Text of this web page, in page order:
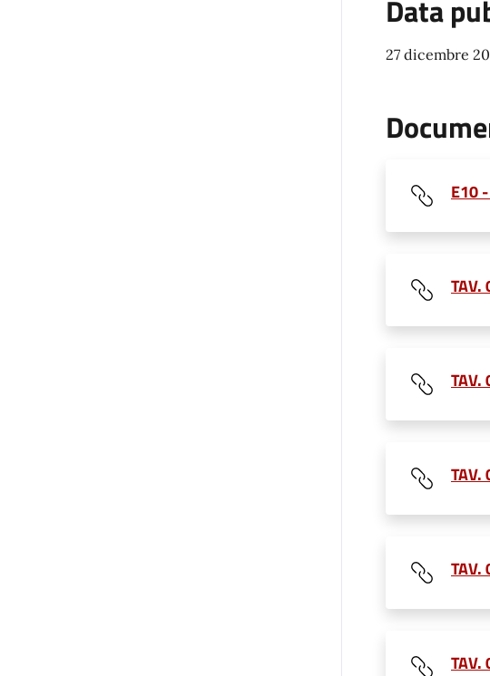
Data
27 dicembre
E10
TAV.
TAV.
TAV.
TAV.
TAV.